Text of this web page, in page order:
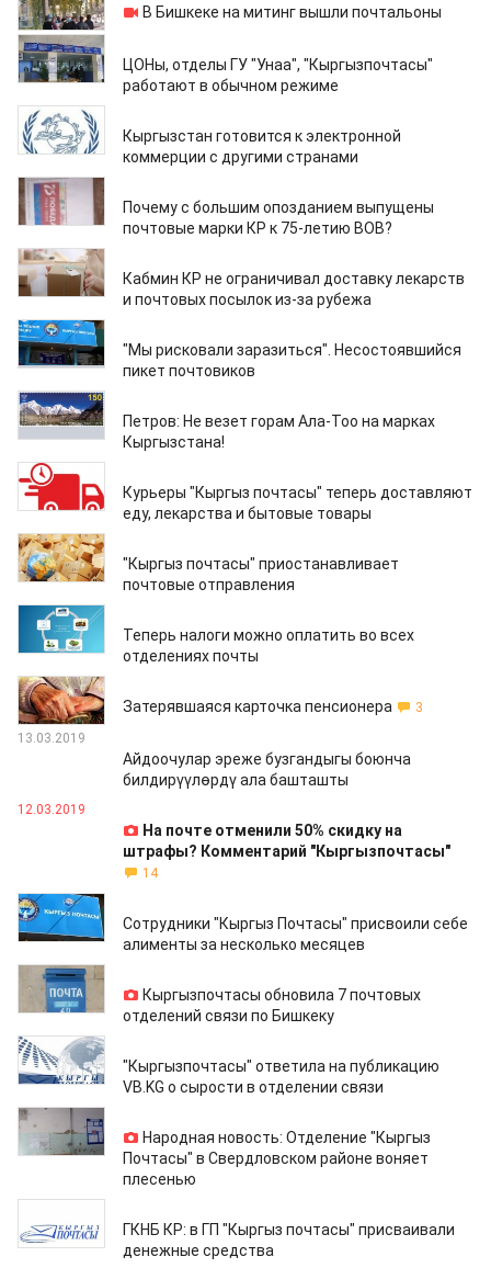
В Бишкеке на митинг вышли почтальоны
12.10.2020
ЦОНы, отделы ГУ "Унаа", "Кыргызпочтасы"
работают в обычном режиме
14.09.2020
Кыргызстан готовится к электронной
коммерции с другими странами
12.08.2020
Почему с большим опозданием выпущены
почтовые марки КР к 75-летию ВОВ?
13.07.2020
Кабмин КР не ограничивал доставку лекарств
и почтовых посылок из-за рубежа
18.06.2020
"Мы рисковали заразиться". Несостоявшийся
пикет почтовиков
04.04.2020
Петров: Не везет горам Ала-Тоо на марках
Кыргызстана!
03.04.2020
Курьеры "Кыргыз почтасы" теперь доставляют
еду, лекарства и бытовые товары
18.03.2020
"Кыргыз почтасы" приостанавливает
почтовые отправления
13.03.2020
Теперь налоги можно оплатить во всех
отделениях почты
24.10.2019
Затерявшаяся карточка пенсионера
3
13.03.2019
Айдоочулар эреже бузгандыгы боюнча
билдирүүлөрдү ала башташты
12.03.2019
На почте отменили 50% скидку на
штрафы? Комментарий "Кыргызпочтасы"
14
06.12.2018
Сотрудники "Кыргыз Почтасы" присвоили себе
алименты за несколько месяцев
20.09.2018
Кыргызпочтасы обновила 7 почтовых
отделений связи по Бишкеку
25.07.2018
"Кыргызпочтасы" ответила на публикацию
VB.KG о сырости в отделении связи
23.07.2018
Народная новость: Отделение "Кыргыз
Почтасы" в Свердловском районе воняет
плесенью
ГКНБ КР: в ГП "Кыргыз почтасы" присваивали
денежные средства